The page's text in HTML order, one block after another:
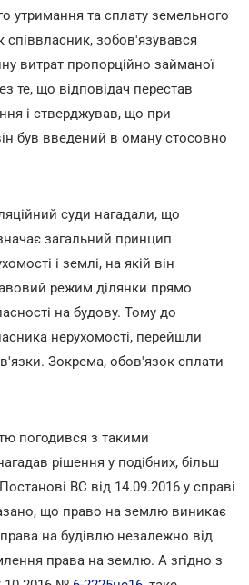
утримання та сплату земельного
співвласник, зобов'язувався
витрат пропорційно займаної
те, що відповідач перестав
і стверджував, що при
був введений в оману стосовно
суди нагадали, що
загальний принцип
і землі, на якій він
режим ділянки прямо
на будову. Тому до
нерухомості, перейшли
Зокрема, обов'язок сплати
погодився з такими
рішення у подібних, більш
ВС від 14.09.2016 у справі
що право на землю виникає
на будівлю незалежно від
права на землю. А згідно з